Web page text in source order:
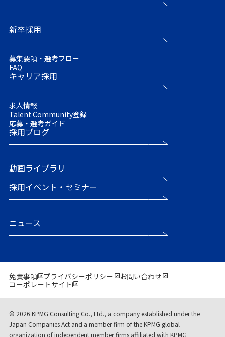
新卒採用
募集要項・選考フロー
FAQ
キャリア採用
求人情報
Talent Community登録
応募・選考ガイド
採用ブログ
動画ライブラリ
採用イベント・セミナー
ニュース
免責事項 プライバシーポリシー
お問い合わせ
コーポレートサイト
© 2026 KPMG Consulting Co., Ltd., a company established under the
Japan Companies Act and a member firm of the KPMG global
organization of independent member firms affiliated with KPMG